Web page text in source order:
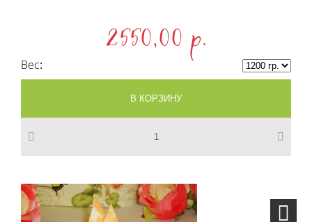
2550,00 p.
Вес